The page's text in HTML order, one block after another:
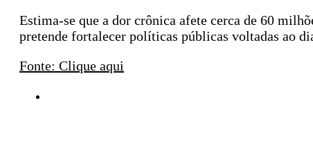
Estima-se que a dor crônica afete cerca de 60
pretende fortalecer políticas públicas voltadas ao
Fonte: Clique aqui